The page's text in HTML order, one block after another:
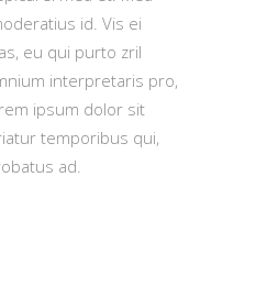
id. Vis ei
eu qui purto zril
interpretaris pro,
ipsum dolor sit
temporibus qui,
ad.